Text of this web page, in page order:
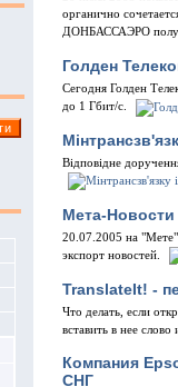
органично
ДОНБАССАЭРО
Голден
Сегодня Голден
до 1 Гбит/с.
Відповідне
Мета-
20.07.2005 на "Мете"
экспорт новостей.
TranslateIt! -
Что делать, если
вставить в нее
Компания
СНГ